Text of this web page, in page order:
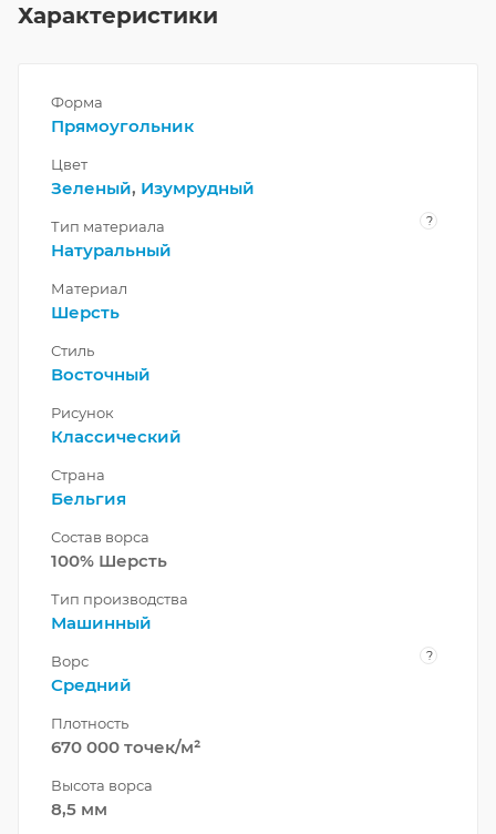
Характеристики
Форма
Прямоугольник
Цвет
Зеленый, Изумрудный
Тип материала ?
Натуральный
Материал
Шерсть
Стиль
Восточный
Рисунок
Классический
Страна
Бельгия
Состав ворса
100% Шерсть
Тип производства
Машинный
Ворс ?
Средний
Плотность
670 000 точек/м²
Высота ворса
8,5 мм